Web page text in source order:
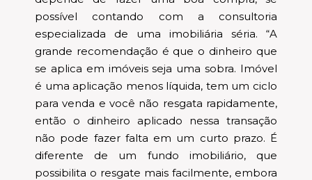
possível contando com a consultoria
especializada de uma imobiliária séria. “A
grande recomendação é que o dinheiro que
se aplica em imóveis seja uma sobra. Imóvel
é uma aplicação menos líquida, tem um ciclo
para venda e você não resgata rapidamente,
então o dinheiro aplicado nessa transação
não pode fazer falta em um curto prazo. É
diferente de um fundo imobiliário, que
possibilita o resgate mais facilmente, embora